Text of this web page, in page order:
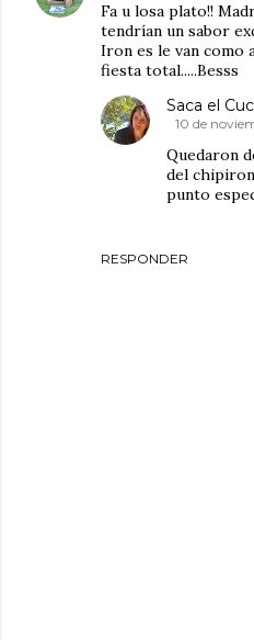
Fa u losa plato!!
tendrían un sabor
Iron es le van como
fiesta total.....Besss
RESPONDER
Saca el
10 de
Quedaron
del
punto